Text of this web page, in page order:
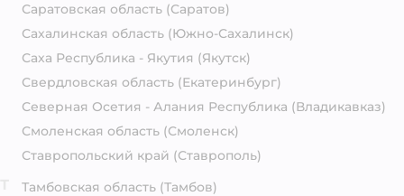
Саратовская область (Саратов)
Сахалинская область (Южно-Сахалинск)
Саха Республика - Якутия (Якутск)
Свердловская область (Екатеринбург)
Северная Осетия - Алания Республика (Владикавказ)
Смоленская область (Смоленск)
Ставропольский край (Ставрополь)
Тамбовская область (Тамбов)